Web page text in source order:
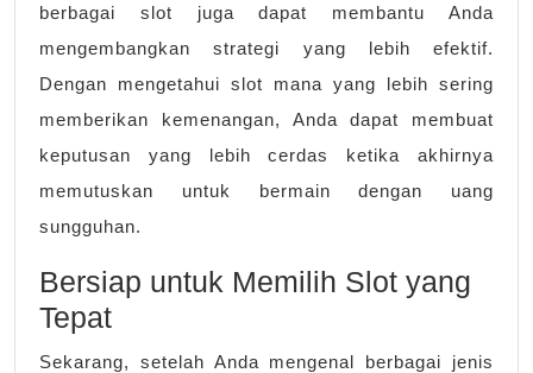
berbagai slot juga dapat membantu Anda
mengembangkan strategi yang lebih efektif.
Dengan mengetahui slot mana yang lebih sering
memberikan kemenangan, Anda dapat membuat
keputusan yang lebih cerdas ketika akhirnya
memutuskan untuk bermain dengan uang
sungguhan.
Bersiap untuk Memilih Slot yang
Tepat
Sekarang, setelah Anda mengenal berbagai jenis